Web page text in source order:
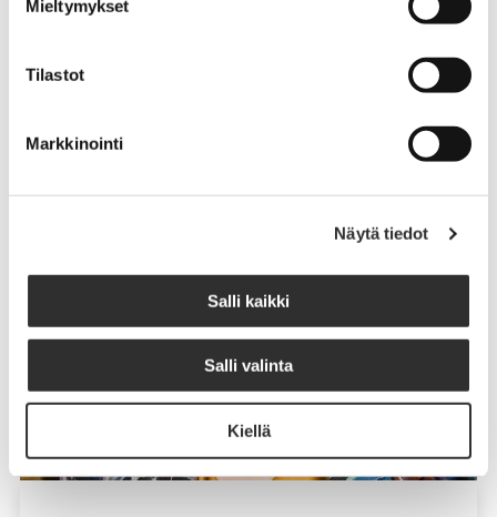
Mieltymykset
Tilastot
Markkinointi
Näytä tiedot
Salli kaikki
Salli valinta
Kiellä